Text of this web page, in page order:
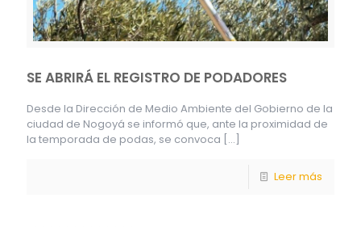
SE ABRIRÁ EL REGISTRO DE PODADORES
Desde la Dirección de Medio Ambiente del Gobierno de la
ciudad de Nogoyá se informó que, ante la proximidad de
la temporada de podas, se convoca […]
Leer más